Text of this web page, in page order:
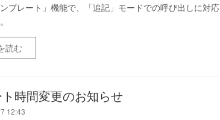
ンプレート」機能で、「追記」モードでの呼び出しに対応
読む
時間変更のお知らせ
12:43